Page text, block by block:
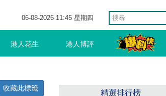
06-08-2026 11:45 星期四
港人花生 港人博評
收藏此標籤
精選排行榜